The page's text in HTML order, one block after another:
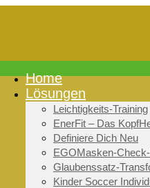
Home
Lösungen
Leichtigkeits-Training
EnerFit – Das
Definiere Dich Neu
EGOMasken-
Glaubenssatz-
Kinder Soccer